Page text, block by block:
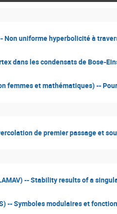
Non uniforme hyperbolicité à
dans les condensats de Bose-
femmes et mathématiques) --
de premier passage et
-- Stability results of a
-- Symboles modulaires et